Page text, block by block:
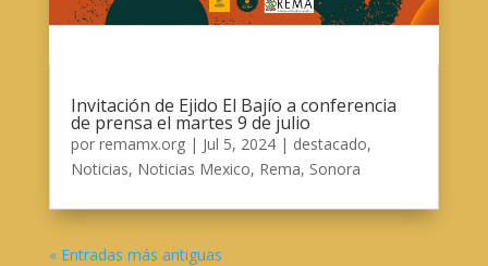
Invitación de Ejido El Bajío a conferencia
de prensa el martes 9 de julio
por remamx.org| Jul 5, 2024| destacado,
Noticias, Noticias Mexico, Rema, Sonora
« Entradas más antiguas